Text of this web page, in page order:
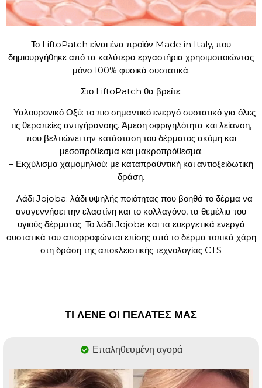
Το LiftoPatch είναι ένα προϊόν Made in Italy, που
δημιουργήθηκε από τα καλύτερα εργαστήρια χρησιμοποιώντας
μόνο 100% φυσικά συστατικά.
Στο LiftoPatch θα βρείτε:
– Υαλουρονικό Οξύ: το πιο σημαντικό ενεργό συστατικό για όλες
τις θεραπείες αντιγήρανσης. Άμεση σφριγηλότητα και λείανση,
που βελτιώνει την κατάσταση του δέρματος ακόμη και
μεσοπρόθεσμα και μακροπρόθεσμα.
– Εκχύλισμα χαμομηλιού: με καταπραϋντική και αντιοξειδωτική
δράση.
– Λάδι Jojoba: λάδι υψηλής ποιότητας που βοηθά το δέρμα να
αναγεννήσει την ελαστίνη και το κολλαγόνο, τα θεμέλια του
υγιούς δέρματος. Το λάδι Jojoba και τα ευεργετικά ενεργά
συστατικά του απορροφώνται επίσης από το δέρμα τοπικά χάρη
στη δράση της αποκλειστικής τεχνολογίας CTS
ΤΙ ΛΕΝΕ ΟΙ ΠΕΛΑΤΕΣ ΜΑΣ
Επαληθευμένη αγορά